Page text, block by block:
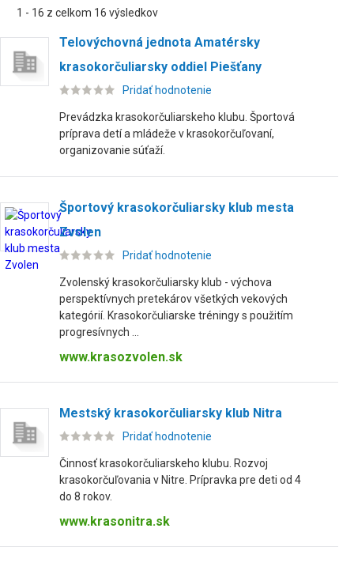
1 - 16 z celkom 16 výsledkov
Telovýchovná jednota Amatérsky
krasokorčuliarsky oddiel Piešťany
Pridať hodnotenie
Prevádzka krasokorčuliarskeho klubu. Športová
príprava detí a mládeže v krasokorčuľovaní,
organizovanie súťaží.
Športový krasokorčuliarsky klub mesta
Zvolen
Pridať hodnotenie
Zvolenský krasokorčuliarsky klub - výchova
perspektívnych pretekárov všetkých vekových
kategórií. Krasokorčuliarske tréningy s použitím
progresívnych ...
www.krasozvolen.sk
Mestský krasokorčuliarsky klub Nitra
Pridať hodnotenie
Činnosť krasokorčuliarskeho klubu. Rozvoj
krasokorčuľovania v Nitre. Prípravka pre deti od 4
do 8 rokov.
www.krasonitra.sk